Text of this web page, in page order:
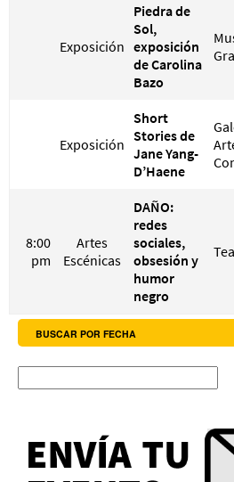
Exposición
Piedra de
Sol,
exposición
de Carolina
Bazo
Exposición
Short
Stories de
Jane Yang-
D’Haene
8:00
pm
Artes
Escénicas
DAÑO:
redes
sociales,
obsesión y
humor
negro
BUSCAR POR FECHA